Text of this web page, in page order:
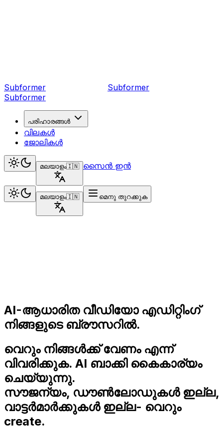
Subformer Subformer
Subformer
പരിഹാരങ്ങൾ
വിലകൾ
ജോലികൾ
മലയാളം🇮🇳 സൈൻ ഇൻ
മലയാളം🇮🇳 മെനു തുറക്കുക
AI-ആധാരിത വീഡിയോ എഡിറ്റിംഗ്
നിങ്ങളുടെ ബ്രൗസറിൽ.
വെറും നിങ്ങൾക്ക് വേണം എന്ന്
വിവരിക്കുക. AI ബാക്കി കൈകാര്യം
ചെയ്യുന്നു.
സൗജന്യം, ഡൗൺലോഡുകൾ ഇല്ല,
വാട്ടർമാർക്കുകൾ ഇല്ല- വെറും
create.